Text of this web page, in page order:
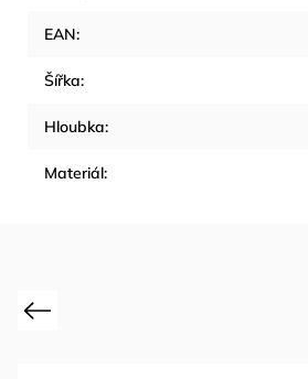
EAN:
Šířka:
Hloubka:
Materiál:
Previous